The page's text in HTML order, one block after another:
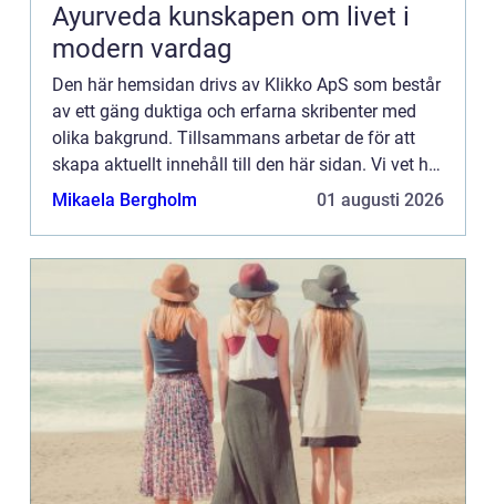
Ayurveda kunskapen om livet i
modern vardag
Den här hemsidan drivs av Klikko ApS som består
av ett gäng duktiga och erfarna skribenter med
olika bakgrund. Tillsammans arbetar de för att
skapa aktuellt innehåll till den här sidan. Vi vet hur
utmanande det är att läsa och genomgå en
Mikaela Bergholm 01 augusti 2026